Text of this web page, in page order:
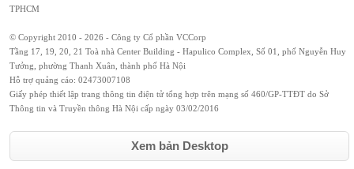
TPHCM
© Copyright 2010 - 2026 - Công ty Cổ phần VCCorp
Tầng 17, 19, 20, 21 Toà nhà Center Building - Hapulico Complex, Số 01, phố Nguyễn Huy
Tưởng, phường Thanh Xuân, thành phố Hà Nội
Hỗ trợ quảng cáo: 02473007108
Giấy phép thiết lập trang thông tin điện tử tổng hợp trên mạng số 460/GP-TTĐT do Sở
Thông tin và Truyền thông Hà Nội cấp ngày 03/02/2016
Xem bản Desktop